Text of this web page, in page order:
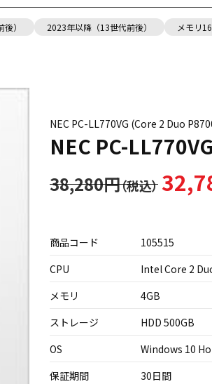
） 2023年以降（13世代前後） メモリ
NEC PC-LL770VG (Core 2 Duo
NEC PC-LL770VG
38,280円
商品コード
105515
CPU
Intel Core 2
メモリ
4GB
ストレージ
HDD 500GB
OS
Windows 10
保証期間
30日間